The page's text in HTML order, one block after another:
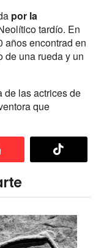
por la
tardío. En
años encontrad en
de una rueda y un
las actrices de
que